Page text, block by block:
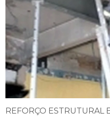
REFORÇO ESTRUTURAL